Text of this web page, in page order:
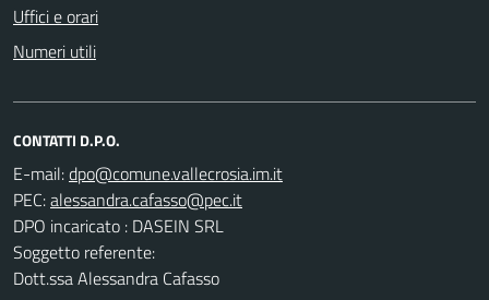
Uffici e orari
Numeri utili
CONTATTI D.P.O.
E-mail:
PEC:
DPO incaricato : DASEIN SRL
Soggetto referente:
Dott.ssa Alessandra Cafasso